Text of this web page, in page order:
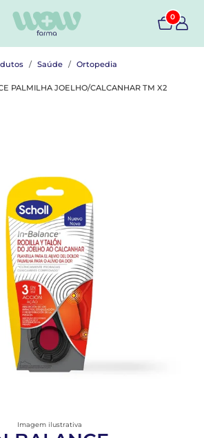
0
Saúde Ortopedia
PALMILHA JOELHO/CALCANHAR TM X2
Imagem ilustrativa